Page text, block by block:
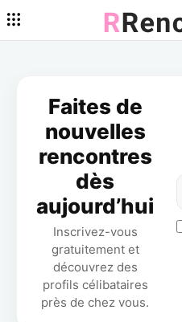
Faites de
nouvelles
rencontres
dès
aujourd’hui
Inscrivez-vous
gratuitement et
découvrez des
profils célibataires
près de chez vous.